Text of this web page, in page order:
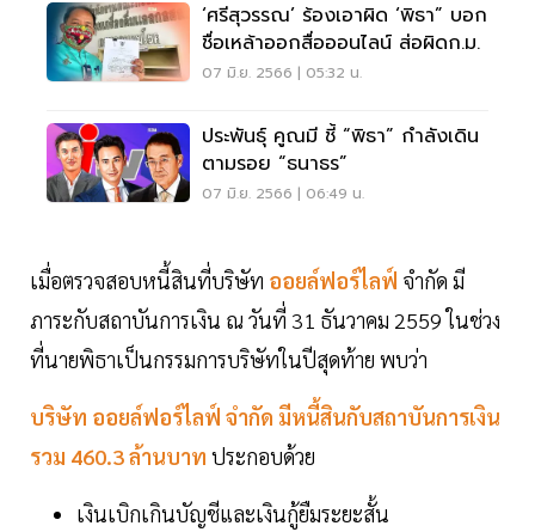
‘ศรีสุวรรณ’ ร้องเอาผิด ‘พิธา” บอก
ชื่อเหล้าออกสื่อออนไลน์ ส่อผิดก.ม.
07 มิ.ย. 2566 | 05:32 น.
ประพันธุ์ คูณมี ชี้ “พิธา” กำลังเดิน
ตามรอย “ธนาธร”
07 มิ.ย. 2566 | 06:49 น.
เมื่อตรวจสอบหนี้สินที่บริษัท ออยล์ฟอร์ไลฟ์ จำกัด มี
ภาระกับสถาบันการเงิน ณ วันที่ 31 ธันวาคม 2559 ในช่วง
ที่นายพิธาเป็นกรรมการบริษัทในปีสุดท้าย พบว่า
บริษัท ออยล์ฟอร์ไลฟ์ จำกัด มีหนี้สินกับสถาบันการเงิน
รวม 460.3 ล้านบาท ประกอบด้วย
เงินเบิกเกินบัญชีและเงินกู้ยืมระยะสั้น